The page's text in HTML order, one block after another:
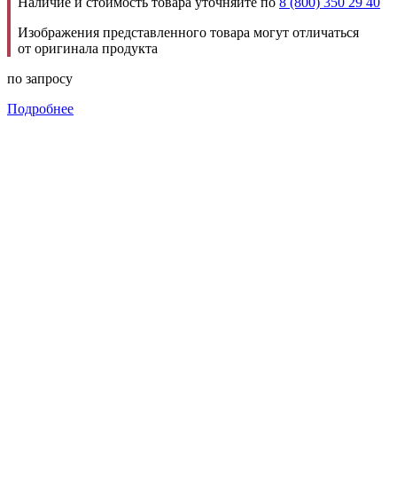
Изображения представленного товара могут отличаться
от оригинала продукта
по запросу
Подробнее